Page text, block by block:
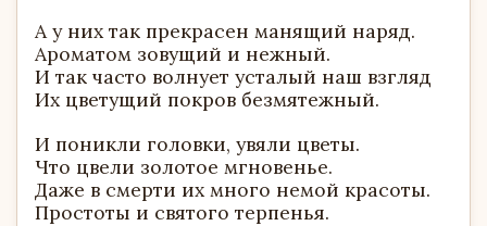
А у них так прекрасен манящий наряд.
Ароматом зовущий и нежный.
И так часто волнует усталый наш взгляд
Их цветущий покров безмятежный.
И поникли головки, увяли цветы.
Что цвели золотое мгновенье.
Даже в смерти их много немой красоты.
Простоты и святого терпенья.